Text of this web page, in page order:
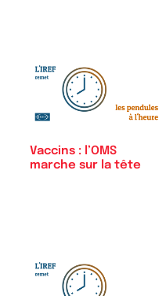
Vaccins : l’OMS
marche sur la tête